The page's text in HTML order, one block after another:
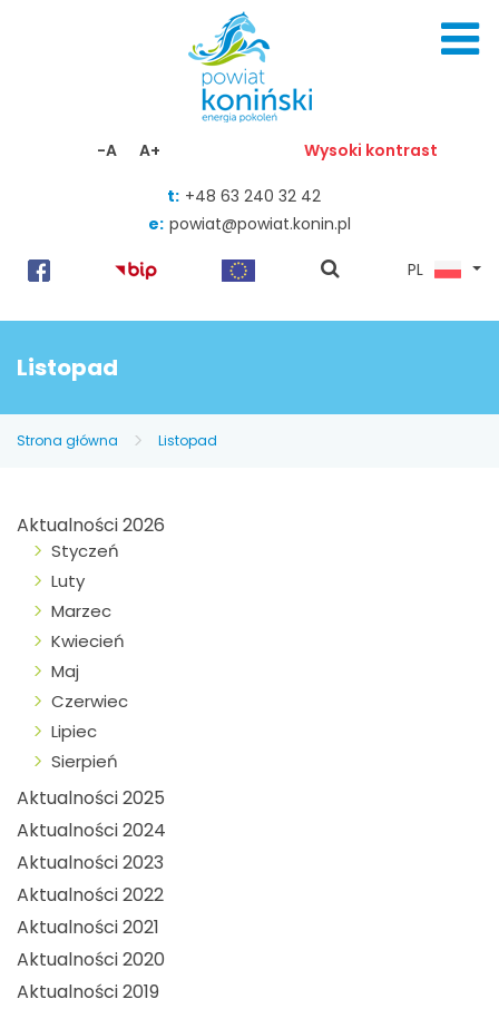
-A A+ Wysoki kontrast
t: +48 63 240 32 42
e: powiat@powiat.konin.pl
pokaż
PL
Listopad
Strona główna Listopad
Aktualności 2026
Styczeń
Luty
Marzec
Kwiecień
Maj
Czerwiec
Lipiec
Sierpień
Aktualności 2025
Aktualności 2024
Aktualności 2023
Aktualności 2022
Aktualności 2021
Aktualności 2020
Aktualności 2019